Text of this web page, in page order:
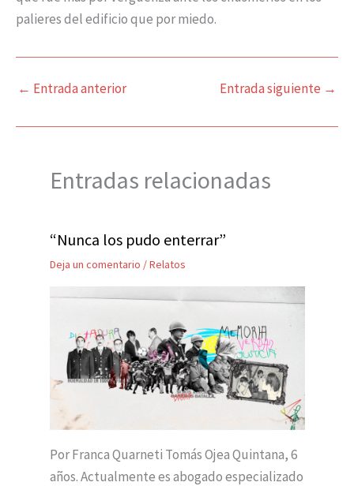
palieres del edificio que por miedo.
← Entrada anterior Entrada siguiente →
Entradas relacionadas
“Nunca los pudo enterrar”
Deja un comentario /Relatos
Por Franca Quarneti Tomás Ojea Quintana, 6
años. Actualmente es abogado especializado